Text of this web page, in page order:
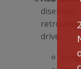
drive.